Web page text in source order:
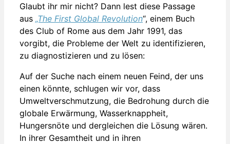
Glaubt ihr mir nicht? Dann lest diese Passage
aus „The First Global Revolution“, einem Buch
des Club of Rome aus dem Jahr 1991, das
vorgibt, die Probleme der Welt zu identifizieren,
zu diagnostizieren und zu lösen:
Auf der Suche nach einem neuen Feind, der uns
einen könnte, schlugen wir vor, dass
Umweltverschmutzung, die Bedrohung durch die
globale Erwärmung, Wasserknappheit,
Hungersnöte und dergleichen die Lösung wären.
In ihrer Gesamtheit und in ihren